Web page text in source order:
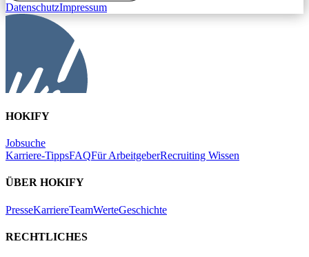
DatenschutzImpressum
HOKIFY
Jobsuche
Karriere-TippsFAQFür ArbeitgeberRecruiting Wissen
ÜBER HOKIFY
PresseKarriereTeamWerteGeschichte
RECHTLICHES